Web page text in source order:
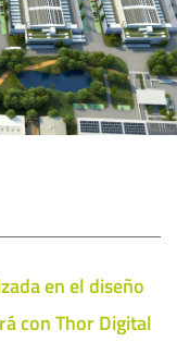
en el diseño
con Thor Digital